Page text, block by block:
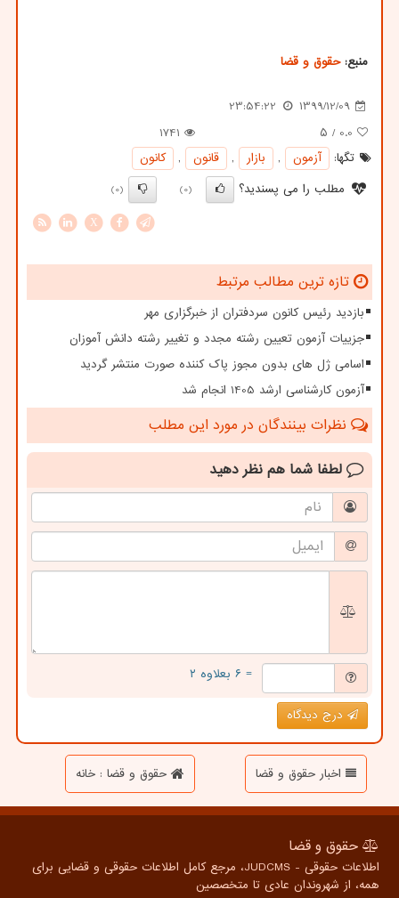
منبع:حقوق و قضا
1399/12/09
23:54:22
0.0 / ۵
1741
تگها:
آزمون , بازار , قانون ,
كانون
مطلب را می پسندید؟
(0)
(0)
X
تازه ترین مطالب مرتبط
بازدید رئیس کانون سردفتران از خبرگزاری مهر
جزییات آزمون تعیین رشته مجدد و تغییر رشته دانش آموزان
اسامی ژل های بدون مجوز پاک کننده صورت منتشر گردید
آزمون کارشناسی ارشد 1405 انجام شد
نظرات بینندگان در مورد این مطلب
لطفا شما هم نظر دهید
= ۶ بعلاوه ۲
درج دیدگاه
اخبار حقوق و قضا حقوق و قضا : خانه
حقوق و قضا
اطلاعات حقوقی - JUDCMS، مرجع کامل اطلاعات حقوقی و قضایی برای
همه، از شهروندان عادی تا متخصصین